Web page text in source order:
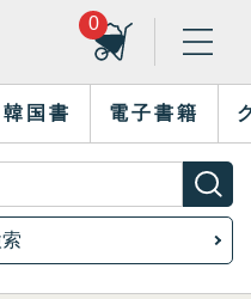
0
韓国書 電子書籍